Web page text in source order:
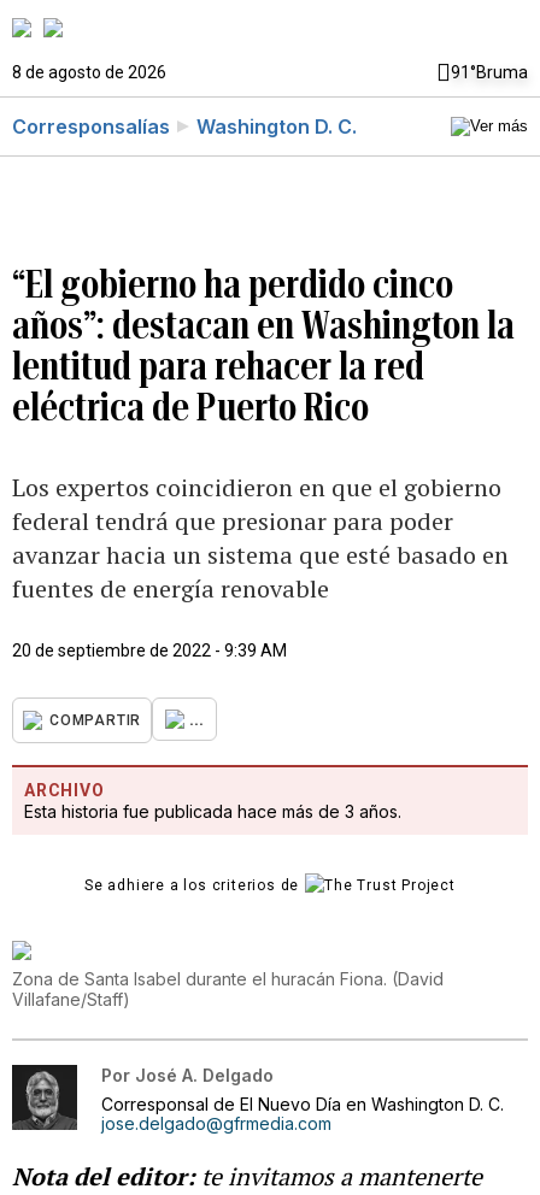
8 de agosto de 2026 91°Bruma
Corresponsalías Washington D. C.
“El gobierno ha perdido cinco
años”: destacan en Washington la
lentitud para rehacer la red
eléctrica de Puerto Rico
Los expertos coincidieron en que el gobierno
federal tendrá que presionar para poder
avanzar hacia un sistema que esté basado en
fuentes de energía renovable
20 de septiembre de 2022 - 9:39 AM
COMPARTIR ...
ARCHIVO
Esta historia fue publicada hace más de 3 años.
Se adhiere a los criterios de
Zona de Santa Isabel durante el huracán Fiona. (David
Villafane/Staff)
Por José A. Delgado
Corresponsal de El Nuevo Día en Washington D. C.
jose.delgado@gfrmedia.com
Nota del editor:te invitamos a mantenerte